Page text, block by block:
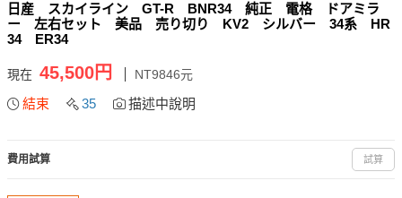
日産 スカイライン GT-R BNR34 純正 電格 ドアミラ
ー 左右セット 美品 売り切り KV2 シルバー 34系 HR
34 ER34
現在 45,500円 NT9846元
結束 35 描述中說明
費用試算 試算